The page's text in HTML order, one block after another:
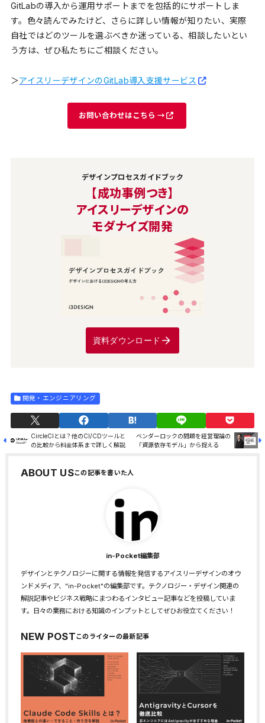
GitLabの導入から運用サポートまでを包括的にサポートしま
す。色々読んでみたけど、さらに詳しい情報が知りたい、実際
自社ではどのツールを選ぶべきか迷っている、相談したいとい
う方は、ぜひ私たちにご相談ください。
＞アイスリーデザインのGitLab導入支援サービス
お問い合わせはこちら →
デザインプロセスガイドブック
【成功事例つき】
アイスリーデザインの
モダナイズ開発
資料ダウンロード
開発・エンジニアリング
CircleCIとは？他のCI/CDツールと
の比較から料金体系まで詳しく解説
ベンダーロックの問題を経営理論の
「資源依存モデル」から捉える
ABOUT US
in-Pocket編集部
デザインとテクノロジーに関する情報を発信するアイスリーデザインのオウ
ンドメディア、"in-Pocket"の編集部です。テクノロジー・デザイン関連の
解説記事やビジネス戦略にまつわるインタビュー記事などを投稿していま
す。日々の業務における知識のインプットとしてぜひお役立てください！
NEW POST